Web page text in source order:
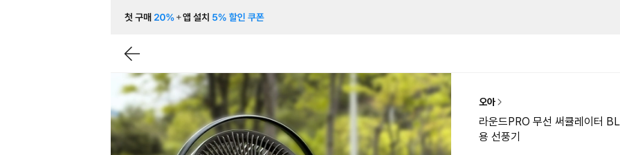
오아
라운드PRO 무선 써큘레이터
용 선풍기